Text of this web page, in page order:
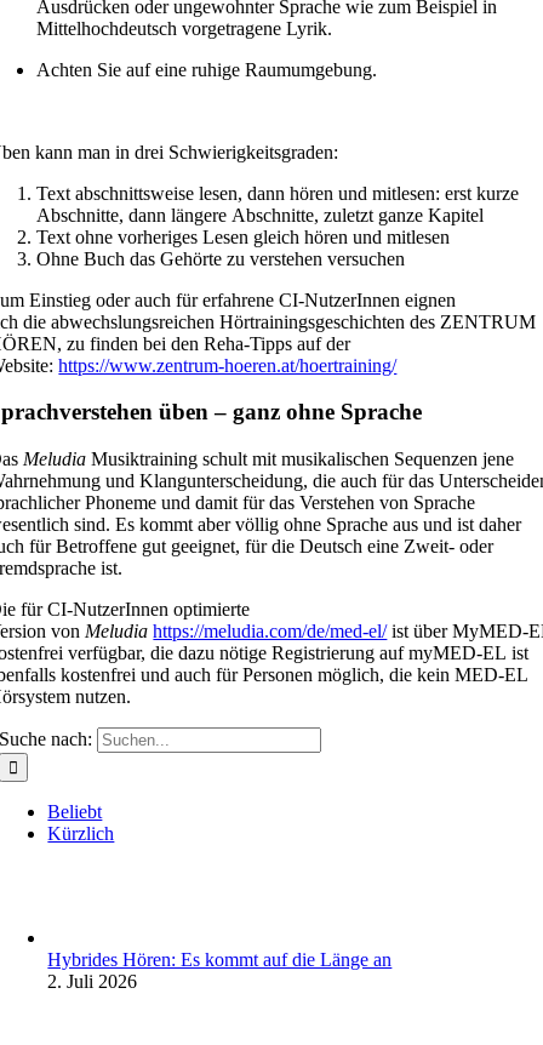
Ausdrücken oder ungewohnter Sprache wie zum Beispiel in
Mittelhochdeutsch vorgetragene Lyrik.
Achten Sie auf eine ruhige Raumumgebung.
kann man in drei Schwierigkeitsgraden:
Text abschnittsweise lesen, dann hören und mitlesen: erst kurze
Abschnitte, dann längere Abschnitte, zuletzt ganze Kapitel
Text ohne vorheriges Lesen gleich hören und mitlesen
Ohne Buch das Gehörte zu verstehen versuchen
Einstieg oder auch für erfahrene CI-NutzerInnen eignen
die abwechslungsreichen Hörtrainingsgeschichten des ZENTRUM
zu finden bei den Reha-Tipps auf der
https://www.zentrum-hoeren.at/hoertraining/
üben – ganz ohne Sprache
Meludia Musiktraining schult mit musikalischen Sequenzen jene
und Klangunterscheidung, die auch für das
Phoneme und damit für das Verstehen von Sprache
sind. Es kommt aber völlig ohne Sprache aus und ist daher
für Betroffene gut geeignet, für die Deutsch eine Zweit- oder
ist.
für CI-NutzerInnen optimierte
von Meludiahttps://meludia.com/de/med-el/ist über MyMED-
verfügbar, die dazu nötige Registrierung auf myMED-EL ist
kostenfrei und auch für Personen möglich, die kein MED-EL
nutzen.
Suche nach:
Beliebt
Kürzlich
Hybrides Hören: Es kommt auf die Länge an
2. Juli 2026